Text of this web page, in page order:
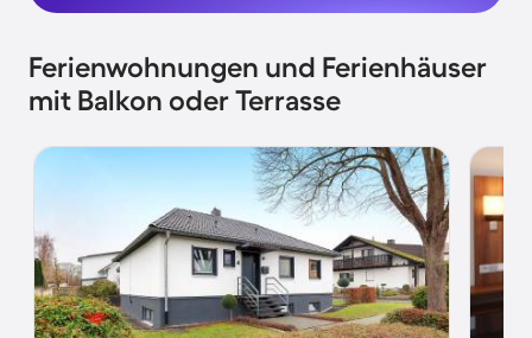
Ferienwohnungen und Ferienhäuser
mit Balkon oder Terrasse